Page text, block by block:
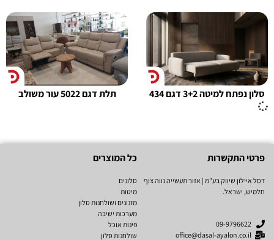
סלון נפתח למיטה 3+2 דגם 434 תלת דגם 5022 עור משולב
פרטי התקשרות
דסל איילון שיווק בע"מ | אזור תעשייה נווה צוף
חלמיש, ישראל.
09-9796622
office@dasal-ayalon.co.il
כל המוצרים
סלונים
מיטות
מזנונים ושולחנות סלון
מערכות ישיבה
פינות אוכל
שולחנות סלון